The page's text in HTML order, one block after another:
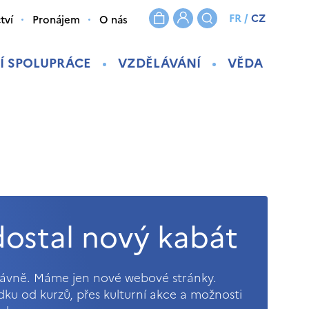
SPOLUPRÁCE VZDĚLÁVÁNÍ VĚDA
Pronájem O nás FR/CZ
nový kabát
Máme jen nové webové stránky.
od kurzů, přes kulturní akce a možnosti